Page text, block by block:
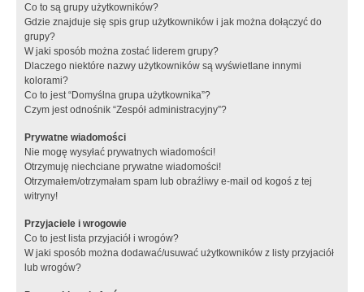
Co to są grupy użytkowników?
Gdzie znajduje się spis grup użytkowników i jak można dołączyć do
grupy?
W jaki sposób można zostać liderem grupy?
Dlaczego niektóre nazwy użytkowników są wyświetlane innymi
kolorami?
Co to jest “Domyślna grupa użytkownika”?
Czym jest odnośnik “Zespół administracyjny”?
Prywatne wiadomości
Nie mogę wysyłać prywatnych wiadomości!
Otrzymuję niechciane prywatne wiadomości!
Otrzymałem/otrzymałam spam lub obraźliwy e-mail od kogoś z tej
witryny!
Przyjaciele i wrogowie
Co to jest lista przyjaciół i wrogów?
W jaki sposób można dodawać/usuwać użytkowników z listy przyjaciół
lub wrogów?